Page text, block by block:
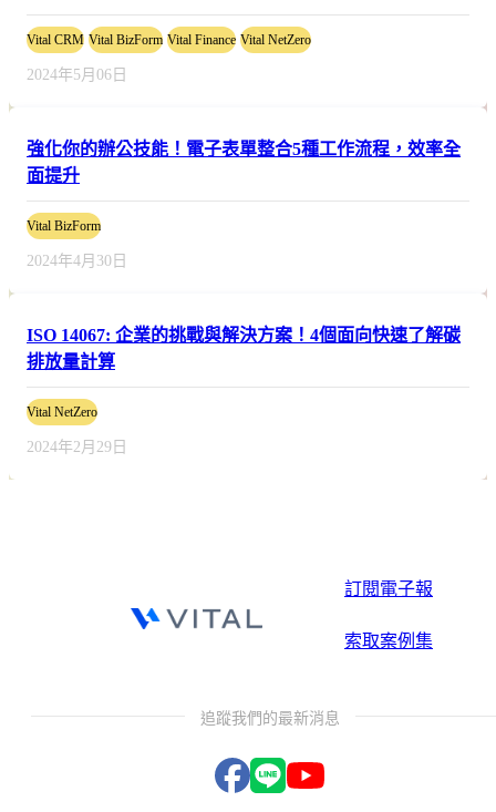
Vital CRM Vital BizForm Vital Finance Vital NetZero
2024年5月06日
強化你的辦公技能！電子表單整合5種工作流程，效率全
面提升
Vital BizForm
2024年4月30日
ISO 14067: 企業的挑戰與解決方案！4個面向快速了解碳
排放量計算
Vital NetZero
2024年2月29日
訂閱電子報
索取案例集
追蹤我們的最新消息